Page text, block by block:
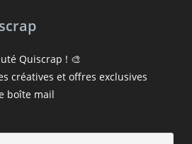
Quiscrap ! 🎨
créatives et offres exclusives
boîte mail